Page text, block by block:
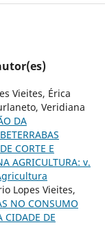
Vieites, Érica
Veridiana
DA
CORTE E
AGRICULTURA: v.
Lopes Vieites,
NO CONSUMO
CIDADE DE